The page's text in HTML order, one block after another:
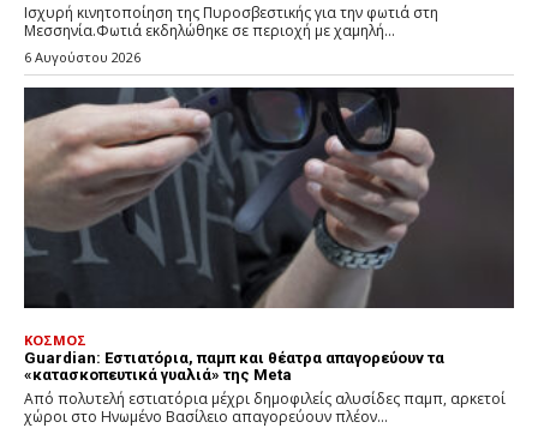
Ισχυρή κινητοποίηση της Πυροσβεστικής για την φωτιά στη
Μεσσηνία.Φωτιά εκδηλώθηκε σε περιοχή με χαμηλή...
6 Αυγούστου 2026
ΚΟΣΜΟΣ
Guardian: Εστιατόρια, παμπ και θέατρα απαγορεύουν τα
«κατασκοπευτικά γυαλιά» της Meta
Από πολυτελή εστιατόρια μέχρι δημοφιλείς αλυσίδες παμπ, αρκετοί
χώροι στο Ηνωμένο Βασίλειο απαγορεύουν πλέον...